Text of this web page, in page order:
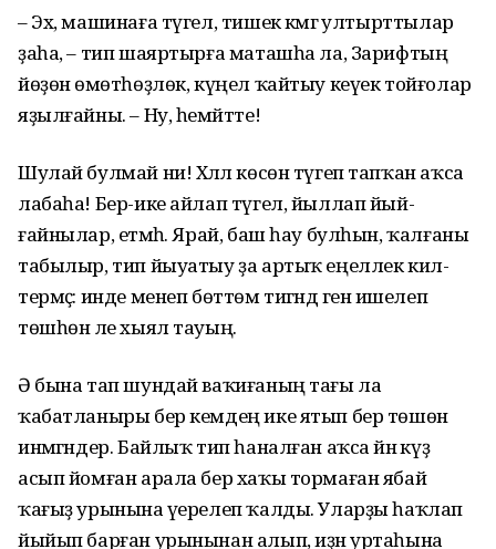
– Эх, машинаға түгел, тишек кәмәгә ултырттылар
ҙаһа, – тип шаяртырға маташһа ла, Зарифтың
йөҙөнә өмөтһөҙлөк, күңел ҡайтыу кеүек тойғолар
яҙылғайны. – Ну, һемәйтте!
Шулай булмай ни! Хәләл көсөн түгеп тапҡан аҡса
лабаһа! Бер-ике айлап түгел, йыллап йый­
ғайнылар, етмәһә. Ярай, баш һау булһын, ҡалғаны
табылыр, тип йыуатыу ҙа артыҡ еңеллек кил­
термәҫ: инде менеп бөттөм тигәндә генә ишелеп
төшһөн әле хыял тауың.
Ә бына тап шундай ваҡиғаның тағы ла
ҡабатланыры бер кемдең ике ятып бер төшөнә
инмәгәндер. Байлыҡ тип һаналған аҡса йәнә күҙ
асып йомған арала бер хаҡы тормаған ябай
ҡағыҙ урынына әүерелеп ҡалды. Уларҙы һаҡлап
йыйып барған урынынан алып, иҙән уртаһына